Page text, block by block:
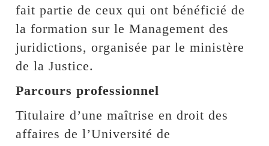
fait partie de ceux qui ont bénéficié de
la formation sur le Management des
juridictions, organisée par le ministère
de la Justice.
Parcours professionnel
Titulaire d’une maîtrise en droit des
affaires de l’Université de